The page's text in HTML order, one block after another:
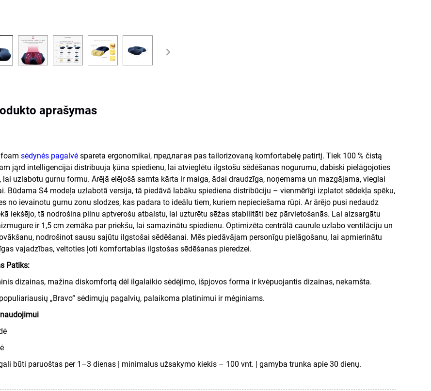
aprašymas
sėdynės pagalvė spareta ergonomikai, предлагая pas tailorizovaną komfortabelę patirtį. Tiek 100 % čistą
jąrd intelligencijai distribuuja ķūna spiedienu, lai atvieglētu ilgstošu sēdēšanas nogurumu, dabiski pielāgojoties
lai uzlabotu gurnu formu. Ārējā elējošā samta kārta ir maiga, ādai draudzīga, noņemama un mazgājama, vieglai
Būdama S4 modeļa uzlabotā versija, tā piedāvā labāku spiediena distribūciju – vienmērīgi izplatot sēdekļa spēku,
no ievainotu gurnu zonu slodzes, kas padara to ideālu tiem, kuriem nepieciešama rūpi. Ar ārējo pusi nedaudz
iekšējo, tā nodrošina pilnu aptverošu atbalstu, lai uzturētu sēžas stabilitāti bez pārvietošanās. Lai aizsargātu
ir 1,5 cm zemāka par priekšu, lai samazinātu spiedienu. Optimizēta centrālā caurule uzlabo ventilāciju un
nodrošinot sausu sajūtu ilgstošai sēdēšanai. Mēs piedāvājam personīgu pielāgošanu, lai apmierinātu
vajadzības, veltoties ļoti komfortablas ilgstošas sēdēšanas pieredzei.
Patiks:
dizainas, mažina diskomfortą dėl ilgalaikio sėdėjimo, išpjovos forma ir kvėpuojantis dizainas, nekamšta.
„Bravo“ sėdimųjų pagalvių, palaikoma platinimui ir mėginiams.
būti paruoštas per 1–3 dienas | minimalus užsakymo kiekis – 100 vnt. | gamyba trunka apie 30 dienų.